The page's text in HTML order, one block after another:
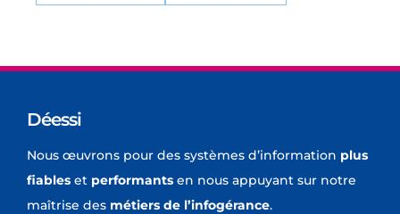
Déessi
Nous œuvrons pour des systèmes d’information plus
fiableset performantsen nous appuyant sur notre
maîtrise des métiers de l’infogérance.